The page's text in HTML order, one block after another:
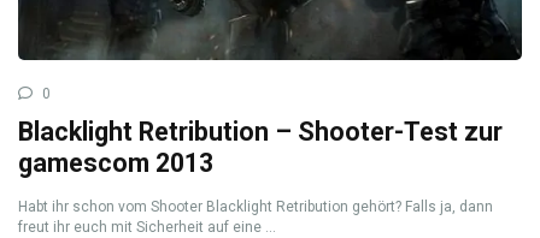
0
Blacklight Retribution – Shooter-Test zur
gamescom 2013
Habt ihr schon vom Shooter Blacklight Retribution gehört? Falls ja, dann
freut ihr euch mit Sicherheit auf eine ...